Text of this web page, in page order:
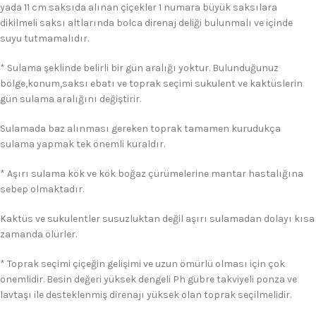
yada 11 cm saksıda alınan çiçekler 1 numara büyük saksılara
dikilmeli saksı altlarında bolca direnaj deliği bulunmalı ve içinde
suyu tutmamalıdır.
* Sulama şeklinde belirli bir gün aralığı yoktur. Bulunduğunuz
bölge,konum,saksı ebatı ve toprak seçimi sukulent ve kaktüslerin
gün sulama aralığını değiştirir.
Sulamada baz alınması gereken toprak tamamen kurudukça
sulama yapmak tek önemli kuraldır.
* Aşırı sulama kök ve kök boğaz çürümelerine mantar hastalığına
sebep olmaktadır.
Kaktüs ve sukulentler susuzluktan değil aşırı sulamadan dolayı kısa
zamanda ölürler.
* Toprak seçimi çiçeğin gelişimi ve uzun ömürlü olması için çok
önemlidir. Besin değeri yüksek dengeli Ph gübre takviyeli ponza ve
lavtaşı ile desteklenmiş direnajı yüksek olan toprak seçilmelidir.